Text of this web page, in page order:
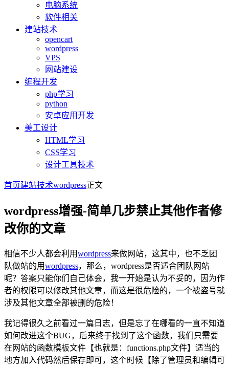
电脑系统
软件相关
建站技术
opencart
wordpress
VPS
网站建设
编程开发
php学习
python
安卓应用开发
美工设计
HTML学习
CSS学习
设计工具技术
首页建站技术wordpress正文
wordpress增强-简单几步禁止其他作者修
改你的文章
相信不少人都会利用wordpress来做网站，这其中，也不乏团
队做站的用wordpress，那么，wordpress是否适合团队网站
呢？答案只能你们自己体会，我一开始是认为不妥的，因为作
者的权限可以修改其他文章，而这是很危险的，一个被盗号就
涉及其他文章全部被删的危险！
我记得很久之前看过一篇日志，但是忘了在哪看的一直不知道
如何改进这个BUG，后来终于找到了这个函数，我们只需要
在网站的函数模板文件【也就是：functions.php文件】适当的
地方加入代码然后保存即可，这个时候【除了管理员和编辑可